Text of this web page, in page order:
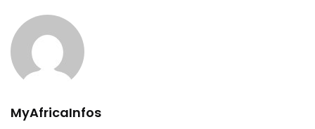
MyAfricaInfos